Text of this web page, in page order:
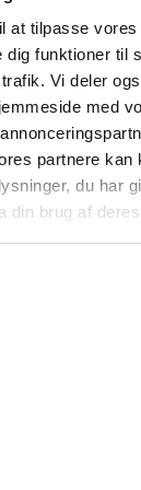
at tilpasse vores
dig funktioner til
Vi deler
med
partnere kan
du har
din brug af
to
Sea To